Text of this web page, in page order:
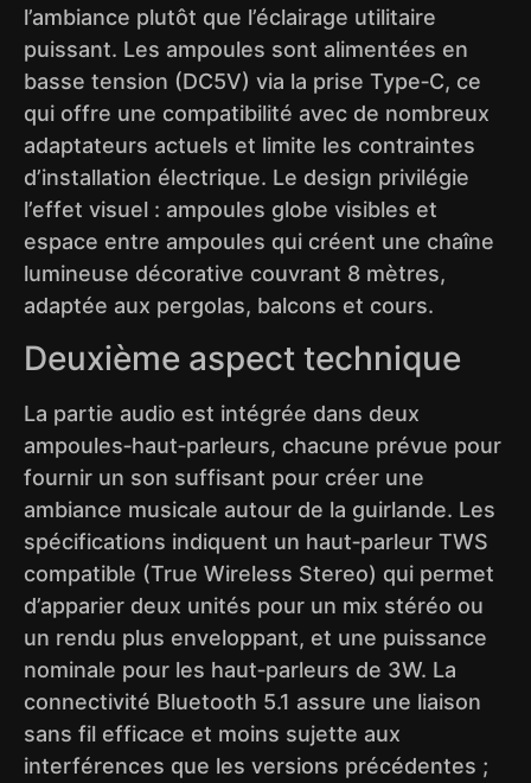
l’ambiance plutôt que l’éclairage utilitaire
puissant. Les ampoules sont alimentées en
basse tension (DC5V) via la prise Type‑C, ce
qui offre une compatibilité avec de nombreux
adaptateurs actuels et limite les contraintes
d’installation électrique. Le design privilégie
l’effet visuel : ampoules globe visibles et
espace entre ampoules qui créent une chaîne
lumineuse décorative couvrant 8 mètres,
adaptée aux pergolas, balcons et cours.
Deuxième aspect technique
La partie audio est intégrée dans deux
ampoules‑haut‑parleurs, chacune prévue pour
fournir un son suffisant pour créer une
ambiance musicale autour de la guirlande. Les
spécifications indiquent un haut‑parleur TWS
compatible (True Wireless Stereo) qui permet
d’apparier deux unités pour un mix stéréo ou
un rendu plus enveloppant, et une puissance
nominale pour les haut‑parleurs de 3W. La
connectivité Bluetooth 5.1 assure une liaison
sans fil efficace et moins sujette aux
interférences que les versions précédentes ;